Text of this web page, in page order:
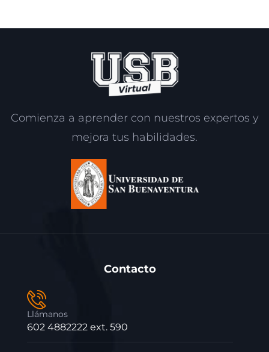
Comienza a aprender con nuestros expertos y
mejora tus habilidades.
Contacto
Llámanos
602 4882222 ext. 590